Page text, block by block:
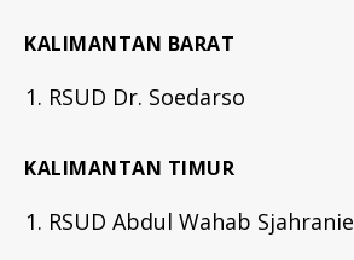
KALIMANTAN BARAT
RSUD Dr. Soedarso
KALIMANTAN TIMUR
RSUD Abdul Wahab Sjahranie